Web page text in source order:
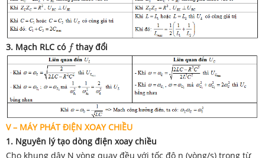
3. Mạch RLC có f
fthay đổi
V – MÁY PHÁT ĐIỆN XOAY CHIỀU
1. Nguyên lý tạo dòng điện xoay chiều
Cho khung dây N vòng quay đều với tốc độ n (vòng/s) trong từ